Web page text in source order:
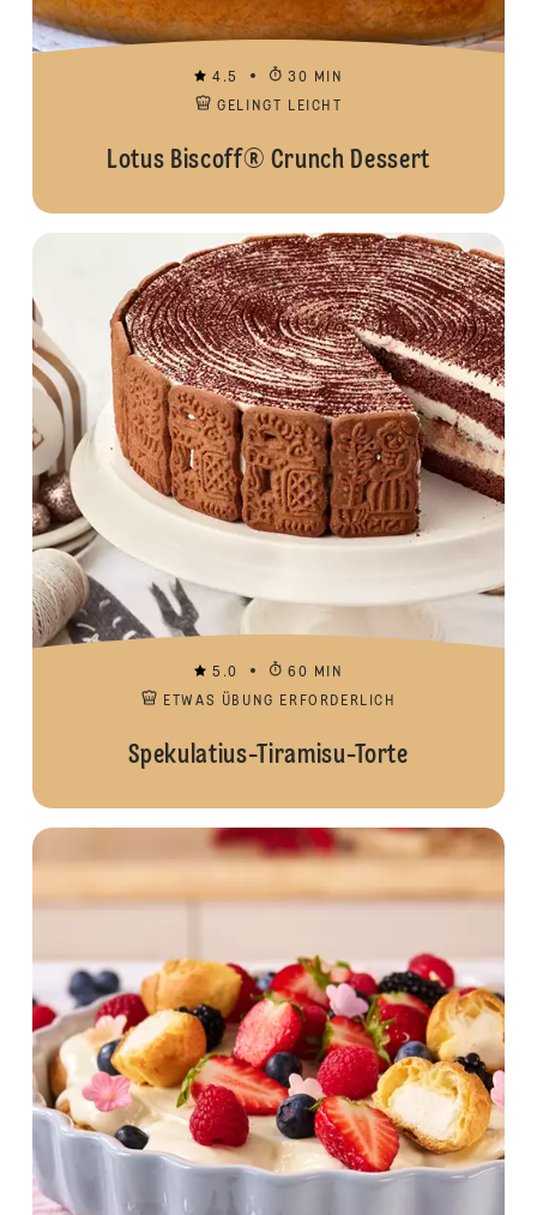
4.5
30 MIN
GELINGT LEICHT
Lotus Biscoff® Crunch Dessert
5.0
60 MIN
ETWAS ÜBUNG ERFORDERLICH
Spekulatius-Tiramisu-Torte